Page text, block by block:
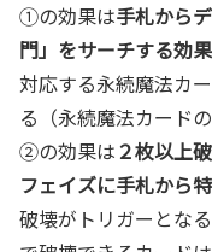
①の効果は手札から
門」をサーチする効果
対応する永続魔法カ
る（永続魔法カードの
②の効果は２枚以上
フェイズに手札から
破壊がトリガーとな